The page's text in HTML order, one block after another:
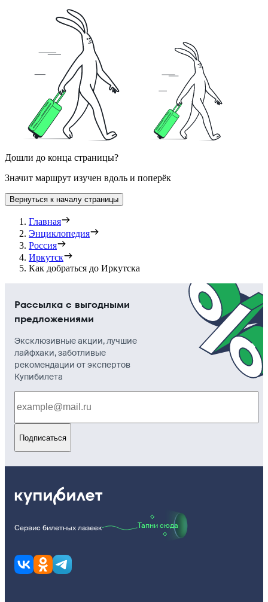
Дошли до конца страницы?
Значит маршрут изучен вдоль и поперёк
Вернуться к началу страницы
Главная
Энциклопедия
Россия
Иркутск
Как добраться до Иркутска
Рассылка с выгодными
предложениями
Эксклюзивные акции, лучшие
лайфхаки, заботливые
рекомендации от экспертов
Купибилета
Подписаться
Сервис билетных лазеек Тапни сюда